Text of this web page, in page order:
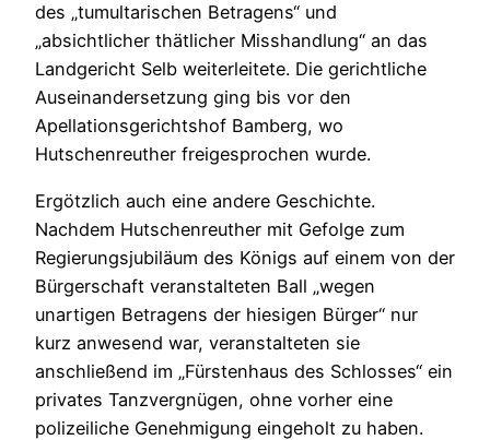
des „tumultarischen Betragens“ und
„absichtlicher thätlicher Misshandlung“ an das
Landgericht Selb weiterleitete. Die gerichtliche
Auseinandersetzung ging bis vor den
Apellationsgerichtshof Bamberg, wo
Hutschenreuther freigesprochen wurde.
Ergötzlich auch eine andere Geschichte.
Nachdem Hutschenreuther mit Gefolge zum
Regierungsjubiläum des Königs auf einem von der
Bürgerschaft veranstalteten Ball „wegen
unartigen Betragens der hiesigen Bürger“ nur
kurz anwesend war, veranstalteten sie
anschließend im „Fürstenhaus des Schlosses“ ein
privates Tanzvergnügen, ohne vorher eine
polizeiliche Genehmigung eingeholt zu haben.